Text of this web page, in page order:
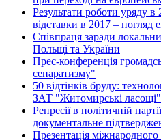
Результати роботи уряду в
відставки в 2017 – погляд
Співпраця заради
Польщі та України
Прес-конференція
сепаратизму"
50 відтінків бруду:
ЗАТ "Житомирські ласощі"
Репресії в політичній
документальне
Презентація